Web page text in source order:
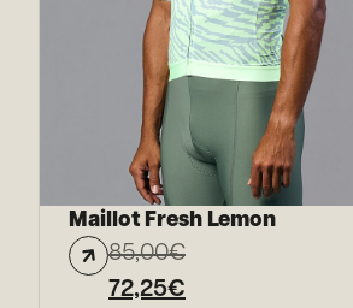
Maillot Fresh Lemon
85,00€
72,25€